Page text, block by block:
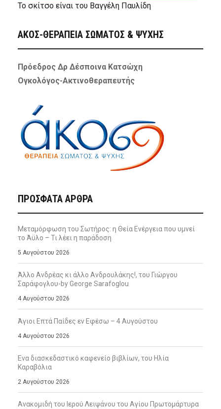
Το σκίτσο είναι του Βαγγέλη Παυλίδη
ΑΚΟΣ-ΘΕΡΑΠΕΙΑ ΣΩΜΑΤΟΣ & ΨΥΧΗΣ
Πρόεδρος Δρ Δέσποινα Κατσώχη
Ογκολόγος-Ακτινοθεραπευτής
ΠΡΌΣΦΑΤΑ ΆΡΘΡΑ
Μεταμόρφωση του Σωτήρος: η Θεία Ενέργεια που υμνεί
το Άϋλο – Τι λέει η παράδοση
5 Αυγούστου 2026
Άλλο Ανδρέας κι άλλο Ανδρουλάκης!, του Γιώργου
Σαράφογλου-by George Sarafoglou
4 Αυγούστου 2026
Άγιοι Επτά Παίδες εν Εφέσω – 4 Αυγούστου
4 Αυγούστου 2026
Ενα διασκεδαστικό καφενείο βιβλίων, του Ηλία
Καραβόλια
2 Αυγούστου 2026
Ανακομιδή του Ιερού Λειψάνου του Αγίου Πρωτομάρτυρα